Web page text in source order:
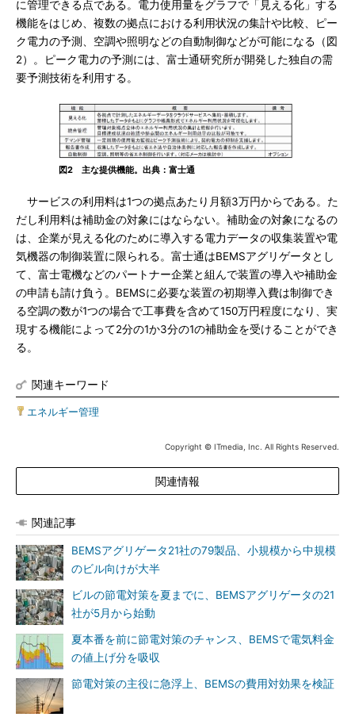
に管理できる点である。電力使用量をグラフで「見える化」する
機能をはじめ、複数の拠点における利用状況の集計や比較、ピー
ク電力の予測、空調や照明などの自動制御などが可能になる（図
2）。ピーク電力の予測には、富士通研究所が開発した独自の需
要予測技術を利用する。
図2 主な提供機能。出典：富士通
サービスの利用料は1つの拠点あたり月額3万円からである。た
だし利用料は補助金の対象にはならない。補助金の対象になるの
は、企業が見える化のために導入する電力データの収集装置や電
気機器の制御装置に限られる。富士通はBEMSアグリゲータとし
て、富士電機などのパートナー企業と組んで装置の導入や補助金
の申請も請け負う。BEMSに必要な装置の初期導入費は制御でき
る空調の数が1つの場合で工事費を含めて150万円程度になり、実
現する機能によって2分の1か3分の1の補助金を受けることができ
る。
関連キーワード
エネルギー管理
Copyright © ITmedia, Inc. All Rights Reserved.
関連情報
関連記事
BEMSアグリゲータ21社の79製品、小規模から中規模
のビル向けが大半
ビルの節電対策を夏までに、BEMSアグリゲータの21
社が5月から始動
夏本番を前に節電対策のチャンス、BEMSで電気料金
の値上げ分を吸収
節電対策の主役に急浮上、BEMSの費用対効果を検証